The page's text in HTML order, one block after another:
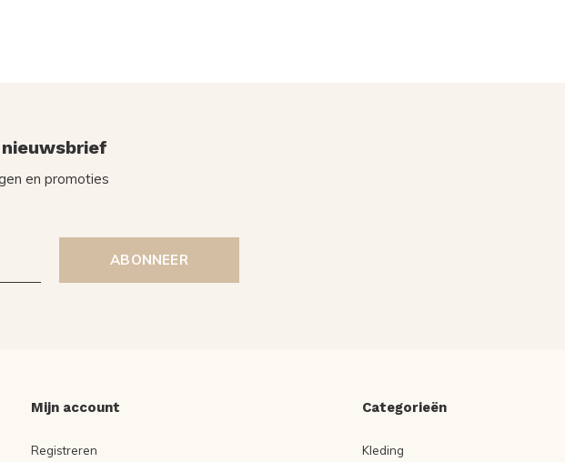
en promoties
ABONNEER
Mijn account
Registreren
Categorieën
Kleding